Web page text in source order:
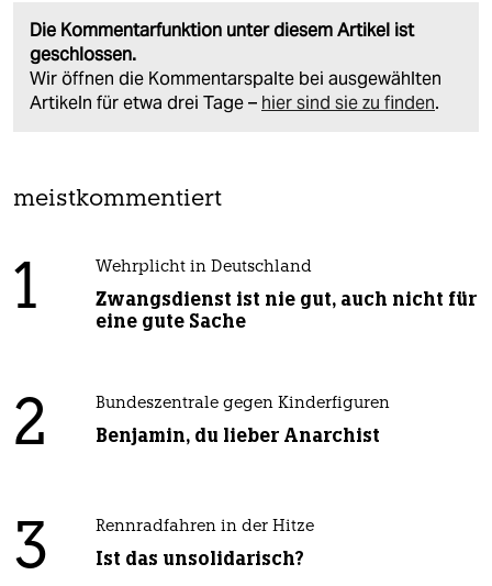
Die Kommentarfunktion unter diesem Artikel ist
geschlossen.
Wir öffnen die Kommentarspalte bei ausgewählten
Artikeln für etwa drei Tage – hier sind sie zu finden.
meistkommentiert
1 Wehrplicht in Deutschland
Zwangsdienst ist nie gut, auch nicht für
eine gute Sache
2 Bundeszentrale gegen Kinderfiguren
Benjamin, du lieber Anarchist
3 Rennradfahren in der Hitze
Ist das unsolidarisch?